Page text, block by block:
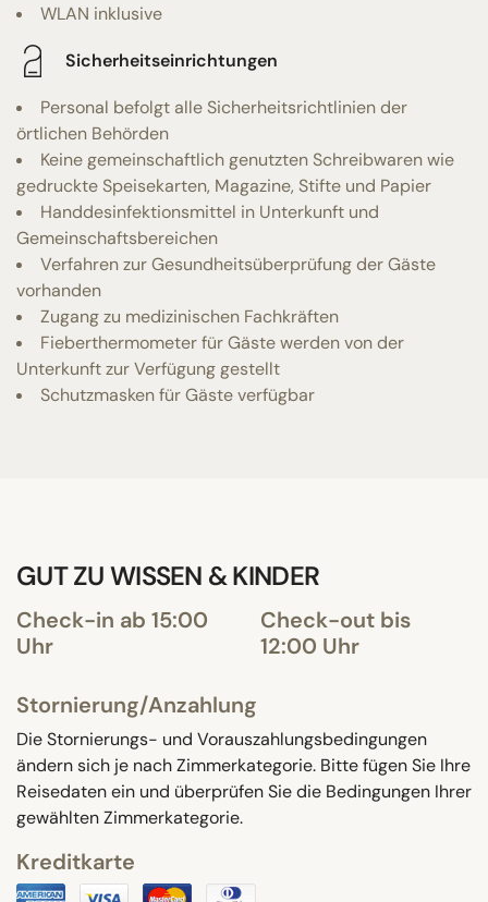
WLAN inklusive
Sicherheitseinrichtungen
Personal befolgt alle Sicherheitsrichtlinien der
örtlichen Behörden
Keine gemeinschaftlich genutzten Schreibwaren wie
gedruckte Speisekarten, Magazine, Stifte und Papier
Handdesinfektionsmittel in Unterkunft und
Gemeinschaftsbereichen
Verfahren zur Gesundheitsüberprüfung der Gäste
vorhanden
Zugang zu medizinischen Fachkräften
Fieberthermometer für Gäste werden von der
Unterkunft zur Verfügung gestellt
Schutzmasken für Gäste verfügbar
GUT ZU WISSEN & KINDER
Check-in ab 15:00
Uhr
Check-out bis
12:00 Uhr
Stornierung/Anzahlung
Die Stornierungs- und Vorauszahlungsbedingungen
ändern sich je nach Zimmerkategorie. Bitte fügen Sie Ihre
Reisedaten ein und überprüfen Sie die Bedingungen Ihrer
gewählten Zimmerkategorie.
Kreditkarte